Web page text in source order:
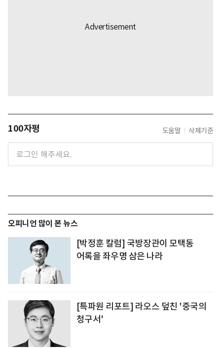
100자평 도움말 삭제기준
오피니언 많이 본 뉴스
[박정훈 칼럼] 국방장관이 모택동
어록을 좌우명 삼은 나라
[특파원 리포트] 라오스 덮친 '중국의
청구서'